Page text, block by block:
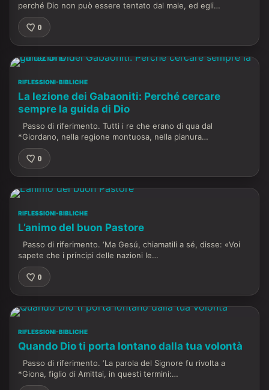
perché Dio non può essere tentato dal male, ed egli…
0
RIFLESSIONI-BIBLICHE
La lezione dei Gabaoniti: Perché cercare
sempre la guida di Dio
Passo di riferimento. Tutti i re che erano di qua dal
*Giordano, nella regione montuosa, nella pianura…
0
RIFLESSIONI-BIBLICHE
L’animo del buon Pastore
Passo di riferimento. ‘Ma Gesú, chiamatili a sé, disse: «Voi
sapete che i príncipi delle nazioni le…
0
RIFLESSIONI-BIBLICHE
Quando Dio ti porta lontano dalla tua volontà
Passo di riferimento. ‘La parola del Signore fu rivolta a
*Giona, figlio di Amittai, in questi termini:…